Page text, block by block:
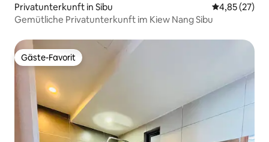
Privatunterkunft in Sibu
4,85 (27)
Gemütliche Privatunterkunft im Kiew Nang Sibu
Gäste-Favorit
Gäste-Favorit